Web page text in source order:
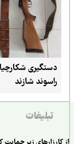
دستگیری شکارچیان
راسوند شازند
تبلیغات